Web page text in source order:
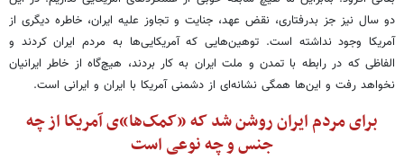
دو سال نیز جز بدرفتاری، نقض عهد، جنایت و تجاوز علیه ایران، خاطره دیگری از
آمریکا وجود نداشته است. توهین‌هایی که آمریکایی‌ها به مردم ایران کردند و
الفاظی که در رابطه با تمدن و ملت ایران به کار بردند، هیچ‌گاه از خاطر ایرانیان
نخواهد رفت و این‌ها همگی نشانه‌ای از دشمنی آمریکا با ایران و ایرانی است.
برای مردم ایران روشن شد که «کمک‌ها»ی آمریکا از چه
جنس و چه نوعی است